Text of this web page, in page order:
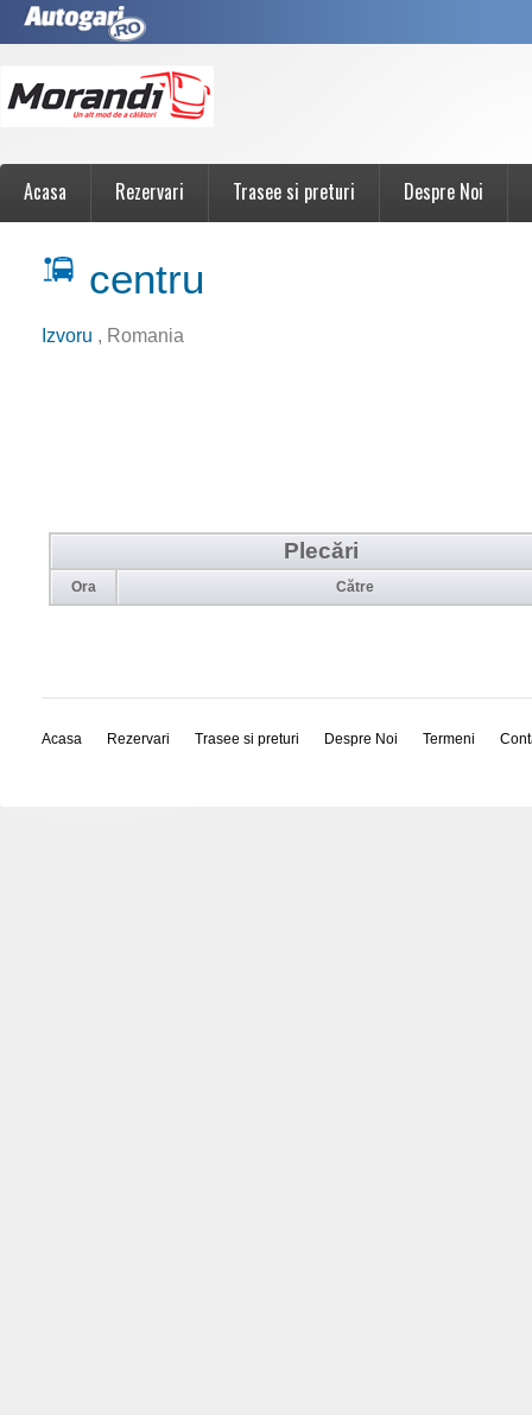
Acasa Rezervari Trasee si preturi Despre Noi
centru
Izvoru , Romania
Plecări
Ora Către
Acasa Rezervari Trasee si preturi Despre Noi Termeni